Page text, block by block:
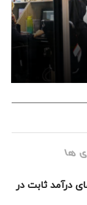
ها
درآمد ثابت در